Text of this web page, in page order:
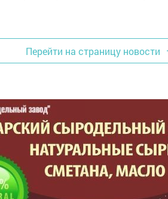
Перейти на страницу новости